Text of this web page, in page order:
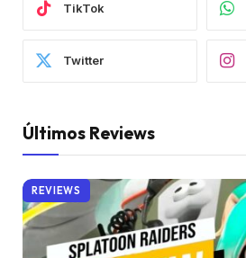
TikTok
Twitter
Últimos Reviews
REVIEWS